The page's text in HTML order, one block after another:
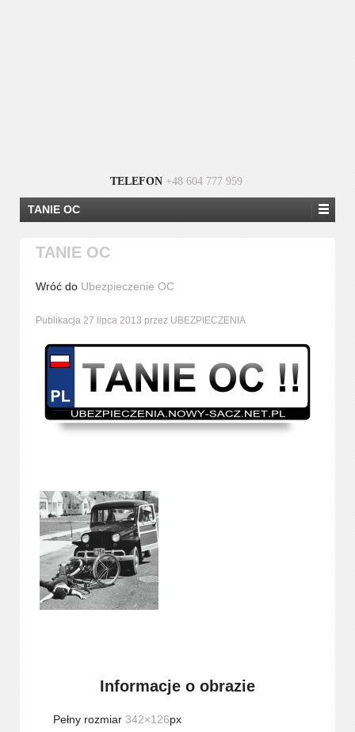
TELEFON +48 604 777 959
TANIE OC
TANIE OC
Wróć do Ubezpieczenie OC
Publikacja 27 lipca 2013 przez UBEZPIECZENIA
Informacje o obrazie
Pełny rozmiar 342×126px